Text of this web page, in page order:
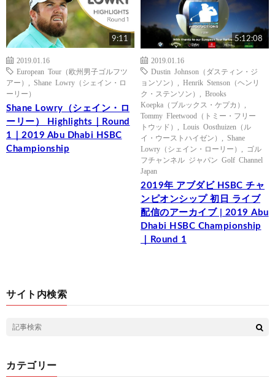
9:11
2019.01.16
European Tour（欧州男子ゴルフツ
アー）
Shane Lowry（シェイン・ロ
ーリー）
Shane Lowry（シェイン・ロ
ーリー） Highlights｜Round
1｜2019 Abu Dhabi HSBC
Championship
5:12:08
2019.01.16
Dustin Johnson（ダスティン・ジ
ョンソン）
Henrik Stenson（ヘンリ
ク・ステンソン）
Brooks
Koepka（ブルックス・ケプカ）
Tommy Fleetwood（トミー・フリー
トウッド）
Louis Oosthuizen（ル
イ・ウーストハイゼン）
Shane
Lowry（シェイン・ローリー）
ゴル
フチャンネル ジャパン Golf Channel
Japan
2019年 アブダビ HSBC チャ
ンピオンシップ 初日 ライブ
配信のアーカイブ | 2019 Abu
Dhabi HSBC Championship
｜Round 1
サイト内検索
カテゴリー